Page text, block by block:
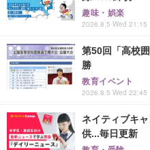
趣味・娯楽
2026.8.5 Wed 21:15
第50回「高校
勝
教育イベント
2026.8.5 Wed 22:45
ネイティブキ
供...毎日更新